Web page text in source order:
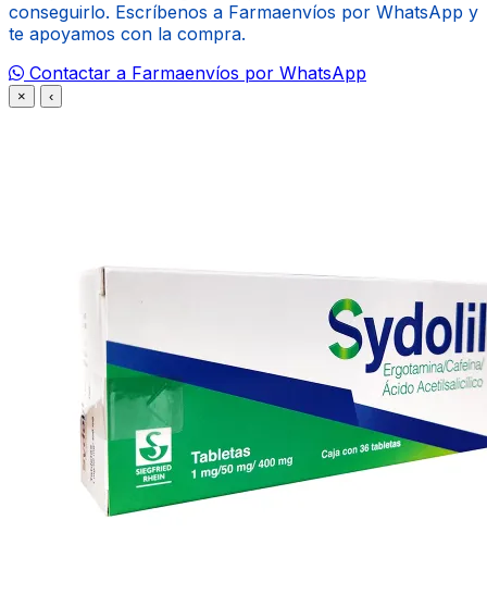
conseguirlo. Escríbenos a Farmaenvíos por WhatsApp y
te apoyamos con la compra.
Contactar a Farmaenvíos por WhatsApp
× ‹